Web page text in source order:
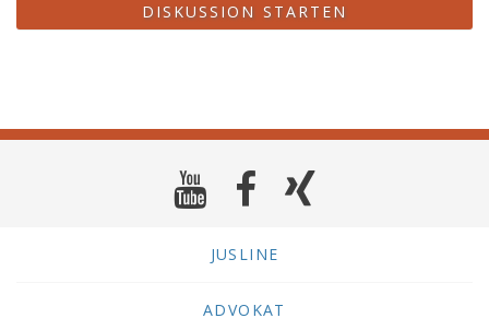
DISKUSSION STARTEN
JUSLINE
ADVOKAT